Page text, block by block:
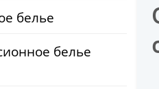
белье
белье